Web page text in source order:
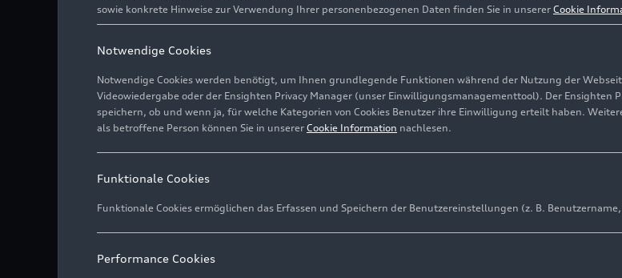
sowie konkrete Hinweise zur Verwendung Ihrer personenbezogenen Daten finden Sie in unserer Cookie
Notwendige Cookies
Notwendige Cookies werden benötigt, um Ihnen grundlegende Funktionen während der Nutzung der
Videowiedergabe oder der Ensighten Privacy Manager (unser Einwilligungsmanagementtool). Der Ensighten
speichern, ob und wenn ja, für welche Kategorien von Cookies Benutzer ihre Einwilligung erteilt haben.
als betroffene Person können Sie in unserer Cookie Information nachlesen.
Funktionale Cookies
Funktionale Cookies ermöglichen das Erfassen und Speichern der Benutzereinstellungen (z. B.
Performance Cookies